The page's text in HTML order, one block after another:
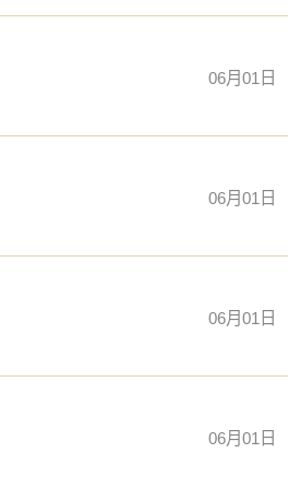
06月01日
06月01日
06月01日
06月01日